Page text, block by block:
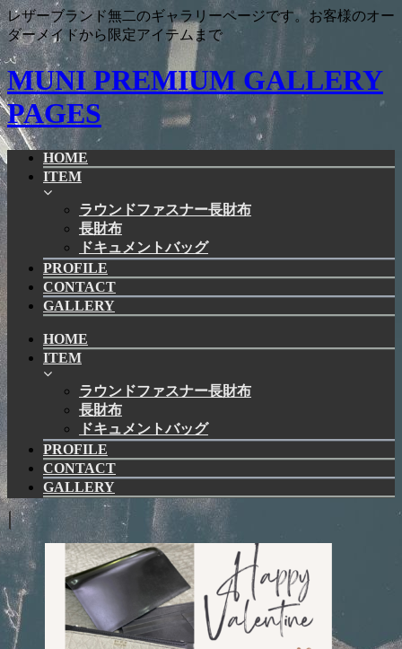
レザーブランド無二のギャラリーページです。お客様のオー
ダーメイドから限定アイテムまで
MUNI PREMIUM GALLERY
PAGES
HOME
ITEM
ラウンドファスナー長財布
長財布
ドキュメントバッグ
PROFILE
CONTACT
GALLERY
HOME
ITEM
ラウンドファスナー長財布
長財布
ドキュメントバッグ
PROFILE
CONTACT
GALLERY